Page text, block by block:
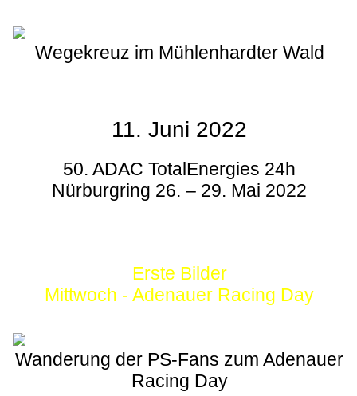
Wegekreuz im Mühlenhardter Wald
11. Juni 2022
50. ADAC TotalEnergies 24h
Nürburgring 26. – 29. Mai 2022
Erste Bilder
Mittwoch - Adenauer Racing Day
Wanderung der PS-Fans zum Adenauer
Racing Day